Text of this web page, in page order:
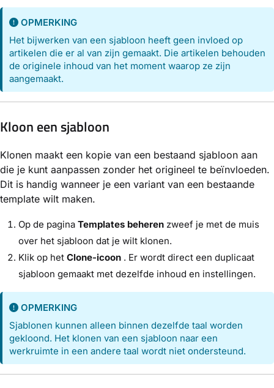
OPMERKING
Het bijwerken van een sjabloon heeft geen invloed op
artikelen die er al van zijn gemaakt. Die artikelen behouden
de originele inhoud van het moment waarop ze zijn
aangemaakt.
Kloon een sjabloon
Klonen maakt een kopie van een bestaand sjabloon aan
die je kunt aanpassen zonder het origineel te beïnvloeden.
Dit is handig wanneer je een variant van een bestaande
template wilt maken.
Op de pagina Templates beheren zweef je met de muis
over het sjabloon dat je wilt klonen.
Klik op het Clone-icoon . Er wordt direct een duplicaat
sjabloon gemaakt met dezelfde inhoud en instellingen.
OPMERKING
Sjablonen kunnen alleen binnen dezelfde taal worden
gekloond. Het klonen van een sjabloon naar een
werkruimte in een andere taal wordt niet ondersteund.